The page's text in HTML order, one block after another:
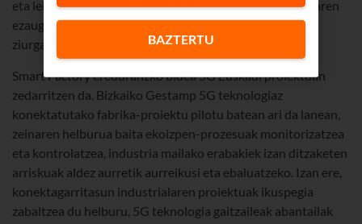
eta lehiakorra erdiesteko, malgutasuna izanik ekoizpenaren
ezaugarri nagusietako bat, eta hil ala bizikoa, merkatu-
ziurgabetasun honetan.
Smart Factory ereduranzko bidea 5G Euskadi proiektuan
zedarritzen da. Bizkaiko Gestamp 5G teknologiaz
konektatutako fabrika-proiektu pilotu batean ari da lanean,
zeinaren helburua baita ekoizpen-prozesuak monitorizatzea
eta kontrolatzea, industria mailako erabakiek izan ditzaketen
arriskuak aldez aurretik aurreikusi eta ebaluatzeko. Izan ere,
konektagarritasun industrialaren proiektuak ikuspegia
zabaltzea du helburu, 5G teknologia gaitzaileak abantailak
BAZTERTU